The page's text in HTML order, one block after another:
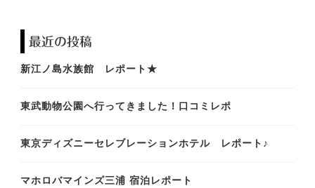
最近の投稿
新江ノ島水族館 レポート★
東武動物公園へ行ってきました！口コミレポ
東京ディズニーセレブレーションホテル レポート♪
マホロバマインズ三浦 宿泊レポート